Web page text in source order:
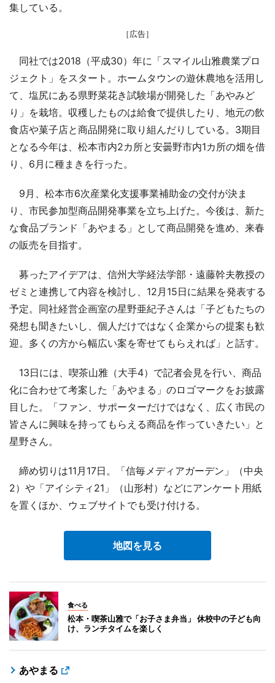
集している。
［広告］
同社では2018（平成30）年に「スマイル山雅農業プロ
ジェクト」をスタート。ホームタウンの遊休農地を活用し
て、塩尻にある県野菜花き試験場が開発した「あやみど
り」を栽培。収穫したものは給食で提供したり、地元の飲
食店や菓子店と商品開発に取り組んだりしている。3期目
となる今年は、松本市内2カ所と安曇野市内1カ所の畑を借
り、6月に種まきを行った。
9月、松本市6次産業化支援事業補助金の交付が決ま
り、市民参加型商品開発事業を立ち上げた。今後は、新た
な食品ブランド「あやまる」として商品開発を進め、来春
の販売を目指す。
募ったアイデアは、信州大学経法学部・遠藤幹夫教授の
ゼミと連携して内容を検討し、12月15日に結果を発表する
予定。同社経営企画室の星野亜紀子さんは「子どもたちの
発想も聞きたいし、個人だけではなく企業からの提案も歓
迎。多くの方から幅広い案を寄せてもらえれば」と話す。
13日には、喫茶山雅（大手4）で記者会見を行い、商品
化に合わせて考案した「あやまる」のロゴマークをお披露
目した。「ファン、サポーターだけではなく、広く市民の
皆さんに興味を持ってもらえる商品を作っていきたい」と
星野さん。
締め切りは11月17日。「信毎メディアガーデン」（中央
2）や「アイシティ21」（山形村）などにアンケート用紙
を置くほか、ウェブサイトでも受け付ける。
地図を見る
食べる
松本・喫茶山雅で「お子さま弁当」 休校中の子ども向
け、ランチタイムを楽しく
あやまる